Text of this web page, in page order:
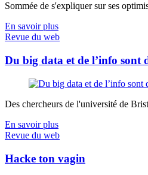
Sommée de s'expliquer sur ses
En savoir plus
Revue du web
Du big data et de l’info sont
Des chercheurs de l'université de
En savoir plus
Revue du web
Hacke ton vagin